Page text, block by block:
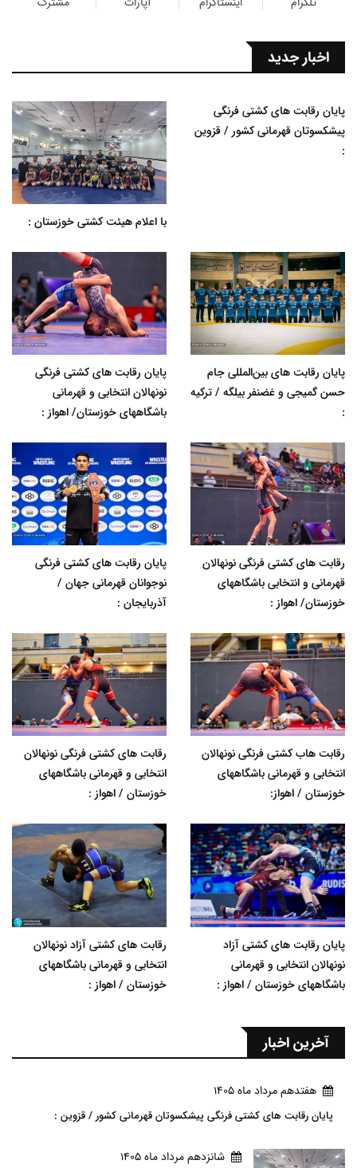
اخبار جدید
پایان رقابت های کشتی فرنگی
پیشکسوتان قهرمانی کشور / قزوین
:
با اعلام هیئت کشتی خوزستان :
پایان رقابت های بین‌المللی جام
حسن گمیجی و غضنفر بیلگه / ترکیه
:
پایان رقابت های کشتی فرنگی
نونهالان انتخابی و قهرمانی
باشگاههای خوزستان/ اهواز :
رقابت های کشتی فرنگی نونهالان
قهرمانی و انتخابی باشگاههای
خوزستان/ اهواز :
پایان رقابت های کشتی فرنگی
نوجوانان قهرمانی جهان /
آذربایجان :
رقابت هاب کشتی فرنگی نونهالان
انتخابی و قهرمانی باشگاههای
خوزستان / اهواز:
رقابت های کشتی فرنگی نونهالان
انتخابی و قهرمانی باشگاههای
خوزستان / اهواز :
پایان رقابت های کشتی آزاد
نونهالان انتخابی و قهرمانی
باشگاههای خوزستان / اهواز :
رقابت های کشتی آزاد نونهالان
انتخابی و قهرمانی باشگاههای
خوزستان / اهواز :
آخرین اخبار
هفتدهم مرداد ماه 1405
پایان رقابت های کشتی فرنگی پیشکسوتان قهرمانی کشور / قزوین :
شانزدهم مرداد ماه 1405